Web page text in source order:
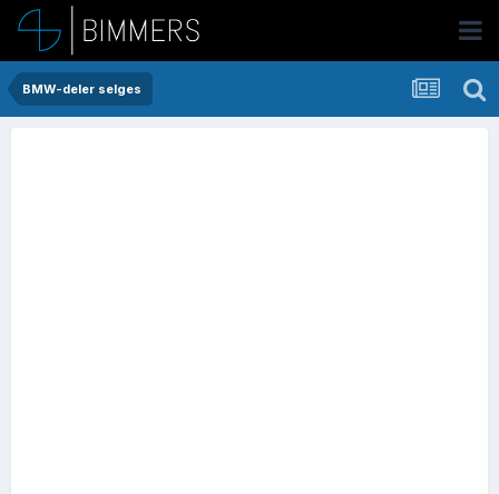
BMW-deler selges